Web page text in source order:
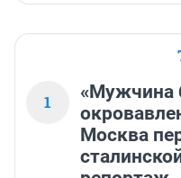
1
«Мужчина
Москва